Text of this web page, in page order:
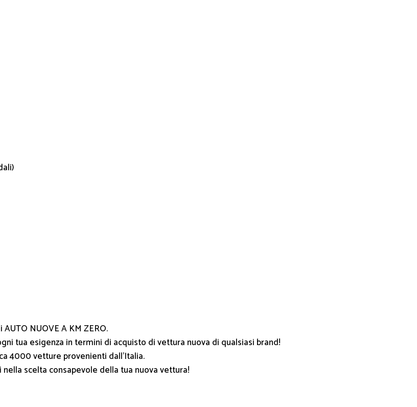
NUOVE A KM ZERO.
tua esigenza in termini di acquisto di vettura nuova di qualsiasi brand!
4000 vetture provenienti dall’Italia.
scelta consapevole della tua nuova vettura!